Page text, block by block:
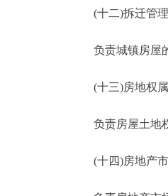
(十二)拆迁管
负责城镇房屋的
(十三)房地权属
负责房屋土地权
(十四)房地产市